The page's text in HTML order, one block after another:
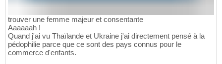
trouver une femme majeur et consentante
Aaaaaah !
Quand j'ai vu Thaïlande et Ukraine j'ai directement pensé à la
pédophilie parce que ce sont des pays connus pour le
commerce d'enfants.